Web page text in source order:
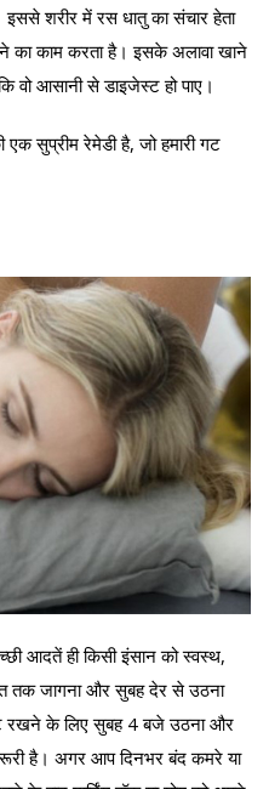
इससे शरीर में रस धातु का संचार हेता
का काम करता है। इसके अलावा खाने
वो आसानी से डाइजेस्ट हो पाए।
एक सुप्रीम रेमेडी है, जो हमारी गट
आदतें ही किसी इंसान को स्वस्थ,
तक जागना और सुबह देर से उठना
रखने के लिए सुबह 4 बजे उठना और
है। अगर आप दिनभर बंद कमरे या